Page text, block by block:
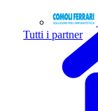
Tutti i partner